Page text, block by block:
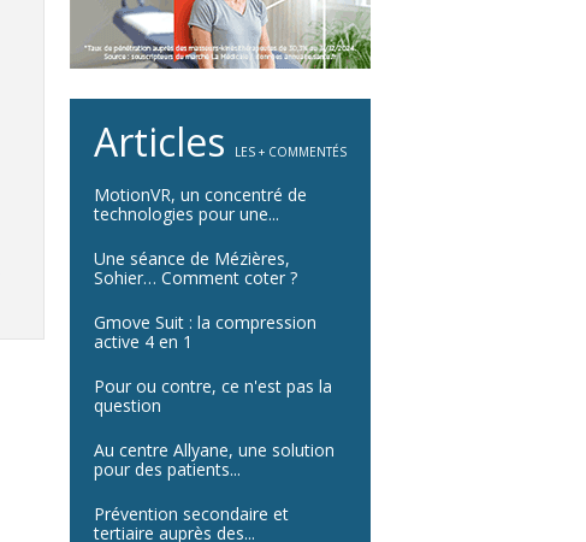
Articles LES + COMMENTÉS
MotionVR, un concentré de
technologies pour une...
Une séance de Mézières,
Sohier… Comment coter ?
Gmove Suit : la compression
active 4 en 1
Pour ou contre, ce n'est pas la
question
Au centre Allyane, une solution
pour des patients...
Prévention secondaire et
tertiaire auprès des...